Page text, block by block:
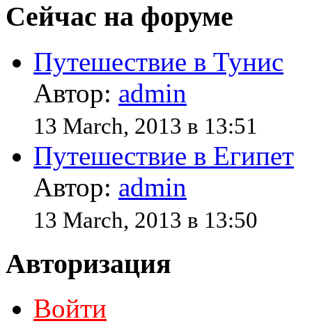
Сейчас на форуме
Путешествие в Тунис
Автор: admin
13 March, 2013 в 13:51
Путешествие в Египет
Автор: admin
13 March, 2013 в 13:50
Авторизация
Войти